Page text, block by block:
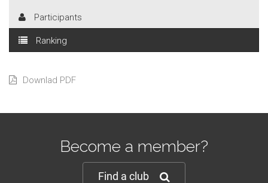
Participants
Ranking
Downlad PDF
Become a member?
Find a club